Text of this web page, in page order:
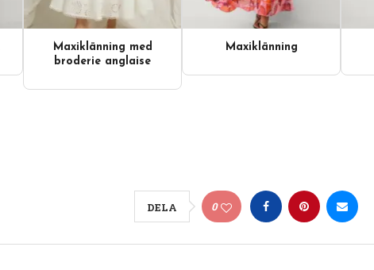
Maxiklänning med
broderie anglaise
Maxiklänning
DELA 0